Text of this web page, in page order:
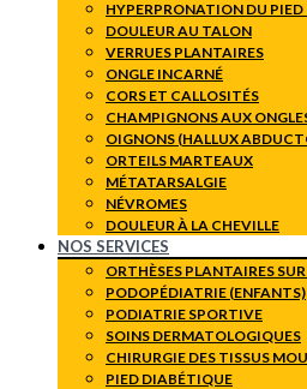
HYPERPRONATION DU PIED
DOULEUR AU TALON
VERRUES PLANTAIRES
ONGLE INCARNÉ
CORS ET CALLOSITÉS
CHAMPIGNONS AUX
OIGNONS (HALLUX
ORTEILS MARTEAUX
MÉTATARSALGIE
NÉVROMES
DOULEUR À LA CHEVILLE
NOS SERVICES
ORTHÈSES PLANTAIRES
PODOPÉDIATRIE (ENFANTS)
PODIATRIE SPORTIVE
SOINS DERMATOLOGIQUES
CHIRURGIE DES TISSUS
PIED DIABÉTIQUE